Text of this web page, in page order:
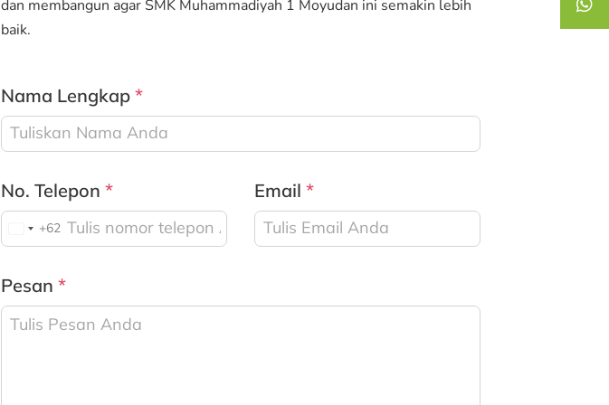
dan membangun agar SMK Muhammadiyah 1 Moyudan ini semakin lebih
baik.
Nama Lengkap *
No. Telepon *
d
o
n
+62
Email *
Pesan *